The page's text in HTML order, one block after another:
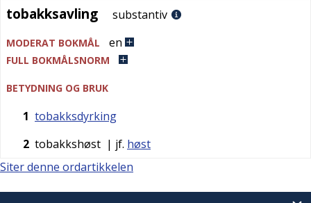
tobakksavling
tobakksavling substantiv
MODERAT BOKMÅL en
FULL BOKMÅLSNORM
BETYDNING OG BRUK
1 tobakksdyrking
2 tobakkshøst | jf. høst
Siter denne ordartikkelen